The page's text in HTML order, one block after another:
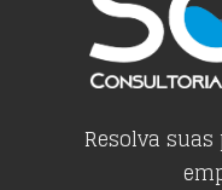
Resolva